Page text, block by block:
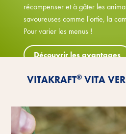
récompenser et à gâter les
savoureuses comme l'ortie, la
Pour varier les menus !
Découvrir les avantages
VITAKRAFT® VITA